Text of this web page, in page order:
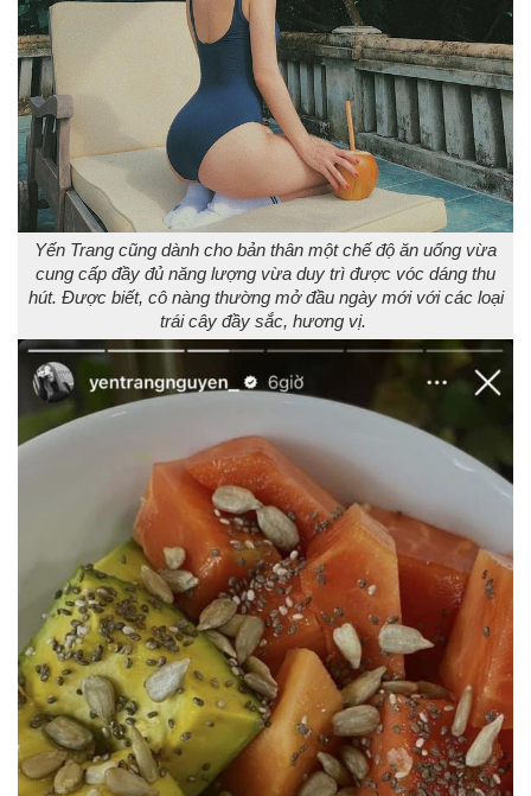
Yến Trang cũng dành cho bản thân một chế độ ăn uống vừa
cung cấp đầy đủ năng lượng vừa duy trì được vóc dáng thu
hút. Được biết, cô nàng thường mở đầu ngày mới với các loại
trái cây đầy sắc, hương vị.